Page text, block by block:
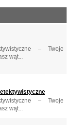
– Twoje
wąt...
– Twoje
wąt...